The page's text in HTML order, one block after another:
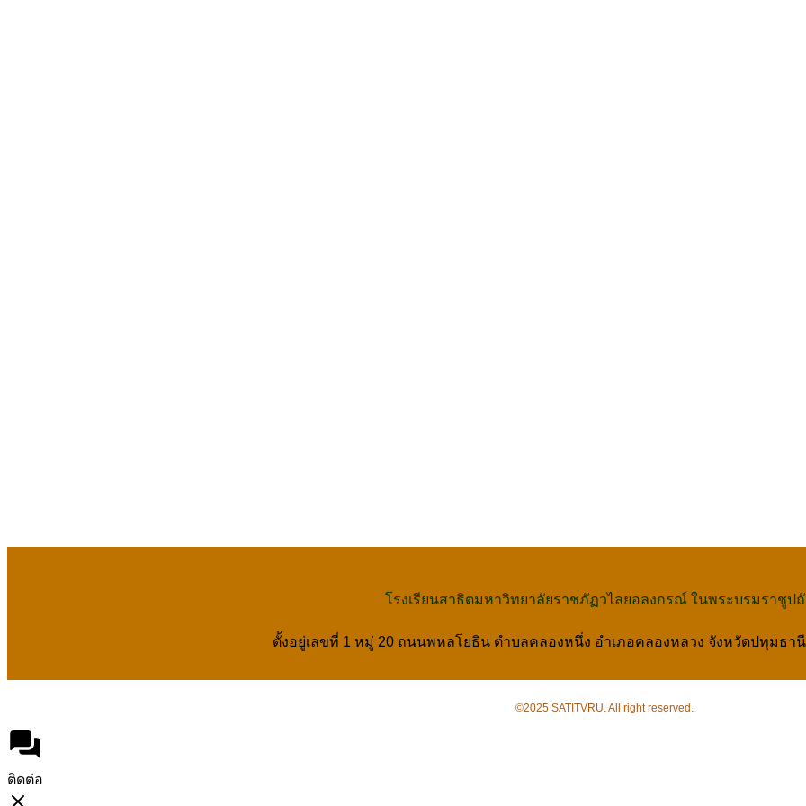
โรงเรียนสาธิตมหาวิทยาลัยราชภัฏวไลยอลงกรณ์ ในพระบรมราชูป
ตั้งอยู่เลขที่ 1 หมู่ 20 ถนนพหลโยธิน ตำบลคลองหนึ่ง อำเภอคลองหลวง จังหวัดปทุมธา
©2025 SATITVRU. All right reserved.
ติดต่อ